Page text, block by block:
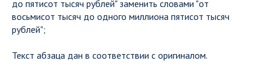
до пятисот тысяч рублей" заменить словами "от
восьмисот тысяч до одного миллиона пятисот тысяч
рублей";
Текст абзаца дан в соответствии с оригиналом.